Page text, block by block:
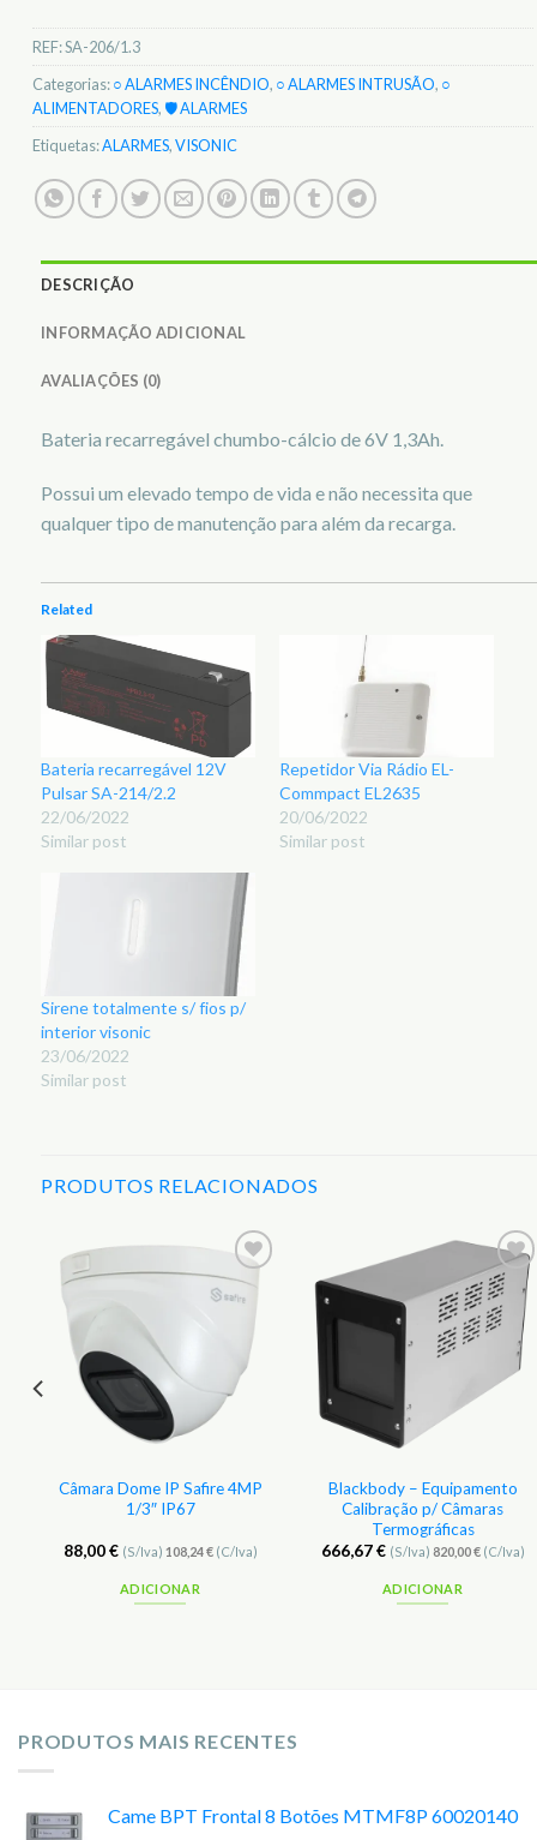
REF:SA-206/1.3
Categorias:○ ALARMES INCÊNDIO, ○ ALARMES INTRUSÃO, ○
ALIMENTADORES, 🛡️ ALARMES
Etiquetas:ALARMES,VISONIC
DESCRIÇÃO
INFORMAÇÃO ADICIONAL
AVALIAÇÕES (0)
Bateria recarregável chumbo-cálcio de 6V 1,3Ah.
Possui um elevado tempo de vida e não necessita que
qualquer tipo de manutenção para além da recarga.
Related
Bateria recarregável 12V
Pulsar SA-214/2.2
22/06/2022
Similar post
Repetidor Via Rádio EL-
Commpact EL2635
20/06/2022
Similar post
Sirene totalmente s/ fios p/
interior visonic
23/06/2022
Similar post
PRODUTOS RELACIONADOS
Adicionar
aos
Favoritos
Câmara Dome IP Safire 4MP
1/3″ IP67
88,00€ (S/Iva) 108,24€(C/Iva)
ADICIONAR
Adicionar
aos
Favoritos
Blackbody – Equipamento
Calibração p/ Câmaras
Termográficas
666,67€ (S/Iva) 820,00€(C/Iva)
ADICIONAR
PRODUTOS MAIS RECENTES
Came BPT Frontal 8 Botões MTMF8P 60020140